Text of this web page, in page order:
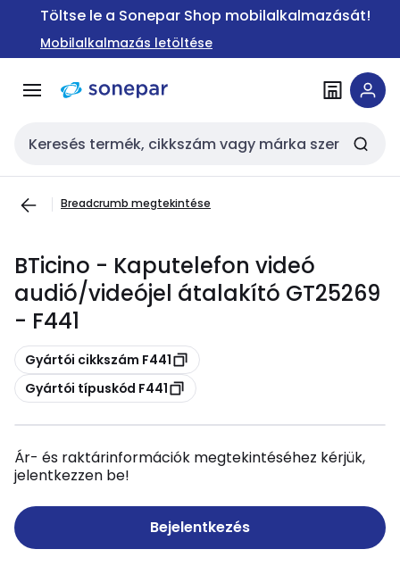
Ugrás a
Ugrás a
tartalomra
Töltse le a Sonepar Shop mobilalkalmazását!
Mobilalkalmazás letöltése
Keresési bemenet
Breadcrumb megtekintése
BTicino - Kaputelefon videó
audió/videójel átalakító GT25269
- F441
Másolás
Gyártói cikkszám F441
Másolás
Gyártói típuskód F441
Ár- és raktárinformációk megtekintéséhez kérjük,
jelentkezzen be!
Bejelentkezés